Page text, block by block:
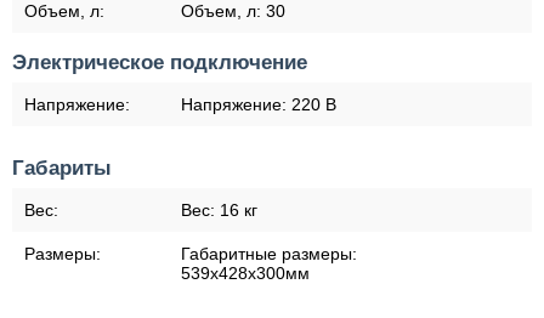
Объем, л: Объем, л: 30
Электрическое подключение
Напряжение: Напряжение: 220 В
Габариты
Вес: Вес: 16 кг
Размеры:
Габаритные размеры:
539x428x300мм